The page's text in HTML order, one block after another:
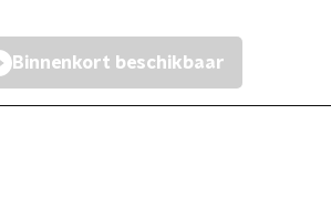
Binnenkort beschikbaar